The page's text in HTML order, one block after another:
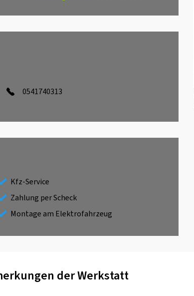
0541740313
Kfz-Service
Zahlung per Scheck
Montage am Elektrofahrzeug
der Werkstatt